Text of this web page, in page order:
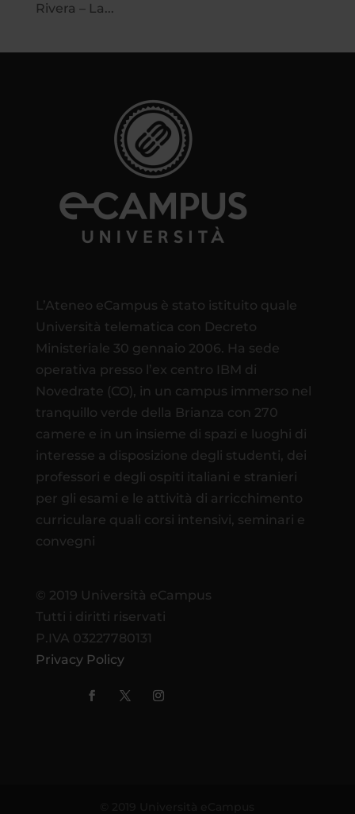
Rivera – La...
L’Ateneo eCampus è stato istituito quale
Università telematica con Decreto
Ministeriale 30 gennaio 2006. Ha sede
operativa presso l’ex centro IBM di
Novedrate (CO), in un campus immerso nel
tranquillo verde della Brianza con 270
camere e in un insieme di spazi e luoghi di
interesse a disposizione degli studenti, dei
professori e degli ospiti italiani e stranieri
per gli esami e le attività di arricchimento
curriculare quali corsi intensivi, seminari e
convegni
© 2019 Università eCampus
Tutti i diritti riservati
P.IVA 03227780131
Privacy Policy